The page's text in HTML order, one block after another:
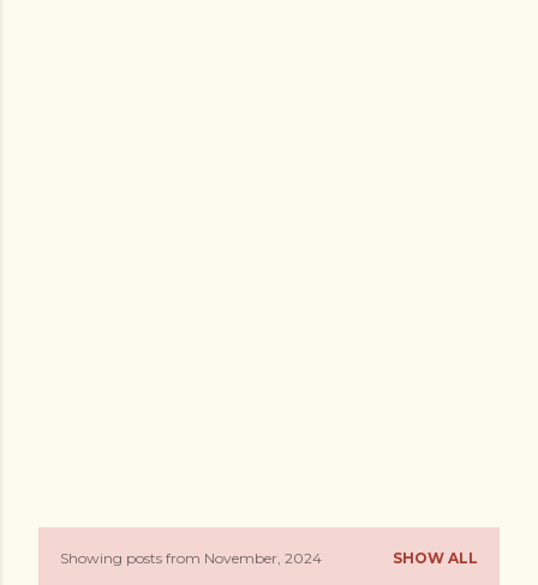
Showing posts from November, 2024 SHOW ALL